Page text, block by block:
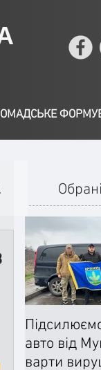
авто від
варти